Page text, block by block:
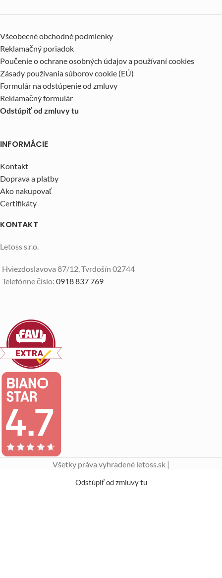
Všeobecné obchodné podmienky
Reklamačný poriadok
Poučenie o ochrane osobných údajov a používaní cookies
Zásady používania súborov cookie (EÚ)
Formulár na odstúpenie od zmluvy
Reklamačný formulár
Odstúpiť od zmluvy tu
INFORMÁCIE
Kontakt
Doprava a platby
Ako nakupovať
Certifikáty
KONTAKT
Letoss s.r.o.
Hviezdoslavova 87/12, Tvrdošín 02744
Telefónne číslo: 0918 837 769
Všetky práva vyhradené letoss.sk |
Odstúpiť od zmluvy tu